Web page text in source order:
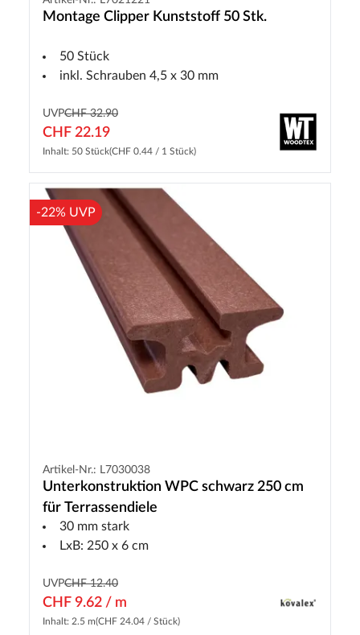
Montage Clipper Kunststoff 50 Stk.
50 Stück
inkl. Schrauben 4,5 x 30 mm
UVPCHF 32.90
CHF 22.19
Inhalt: 50 Stück(CHF 0.44 / 1 Stück)
-22% UVP
Artikel-Nr.: L7030038
Unterkonstruktion WPC schwarz 250 cm
für Terrassendiele
30 mm stark
LxB: 250 x 6 cm
UVPCHF 12.40
CHF 9.62 / m
Inhalt: 2.5 m(CHF 24.04 / Stück)